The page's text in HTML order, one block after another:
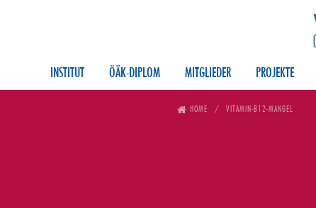
INSTITUT ÖÄK-DIPLOM MITGLIEDER PROJEKTE
HOME VITAMIN-B12-MANGEL